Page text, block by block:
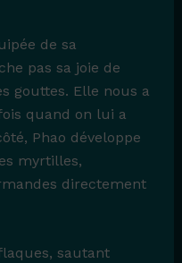
de sa
pas sa joie de
gouttes. Elle nous a
quand on lui a
Phao développe
myrtilles,
directement
sautant